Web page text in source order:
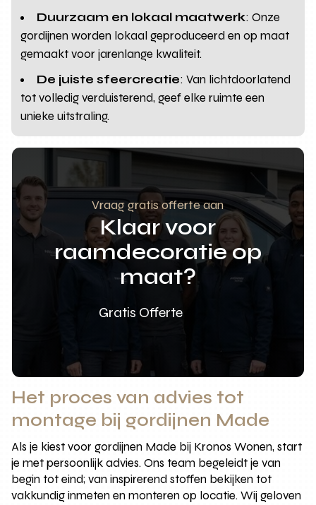
Duurzaam en lokaal maatwerk: Onze
gordijnen worden lokaal geproduceerd en op maat
gemaakt voor jarenlange kwaliteit.
De juiste sfeercreatie: Van lichtdoorlatend
tot volledig verduisterend, geef elke ruimte een
unieke uitstraling.
Vraag gratis offerte aan
Klaar voor
raamdecoratie op
maat?
Gratis Offerte
Het proces van advies tot
montage bij gordijnen Made
Als je kiest voor gordijnen Made bij Kronos Wonen, start
je met persoonlijk advies. Ons team begeleidt je van
begin tot eind; van inspirerend stoffen bekijken tot
vakkundig inmeten en monteren op locatie. Wij geloven